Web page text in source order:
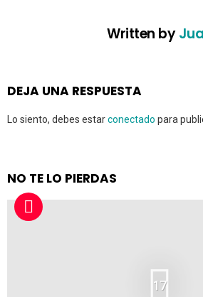
Written by
DEJA UNA RESPUESTA
Lo siento, debes estarconectado para
NO TE LO PIERDAS
17